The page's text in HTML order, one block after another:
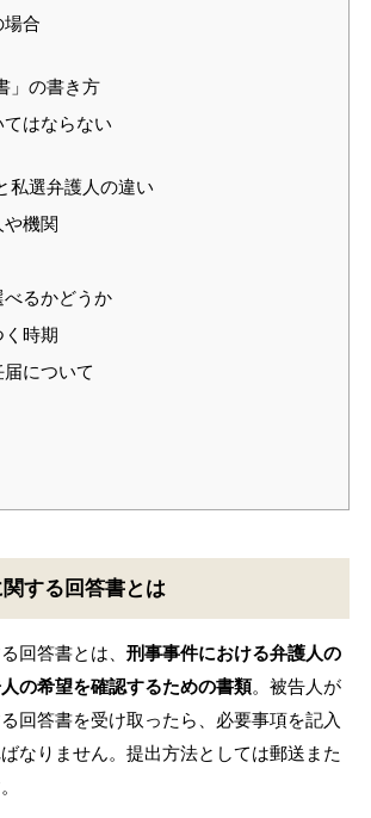
場合
」の書き方
てはならない
私選弁護人の違い
機関
べるかどうか
時期
について
する回答書とは
回答書とは、 刑事事件における弁護人の
の希望を確認するための書類。被告人が
回答書を受け取ったら、必要事項を記入
なりません。提出方法としては郵送また